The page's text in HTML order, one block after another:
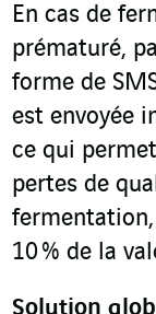
En cas de
prématuré,
forme de
est envoyée
ce qui
pertes de
fermentation,
10 % de la